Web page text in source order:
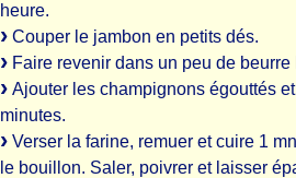
heure.
Couper le jambon en petits dés.
Faire revenir dans un peu de beurre
Ajouter les champignons égouttés
minutes.
Verser la farine, remuer et cuire 1
le bouillon. Saler, poivrer et laisser